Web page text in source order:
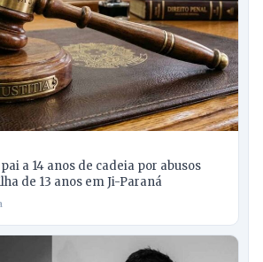
a 14 anos de cadeia por abusos
de 13 anos em Ji-Paraná